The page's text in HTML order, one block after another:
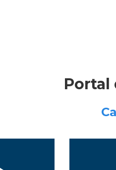
Portal